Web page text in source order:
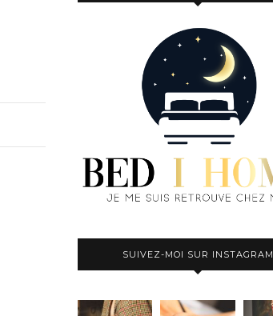
SUIVEZ-MOI SUR INSTAGRAM